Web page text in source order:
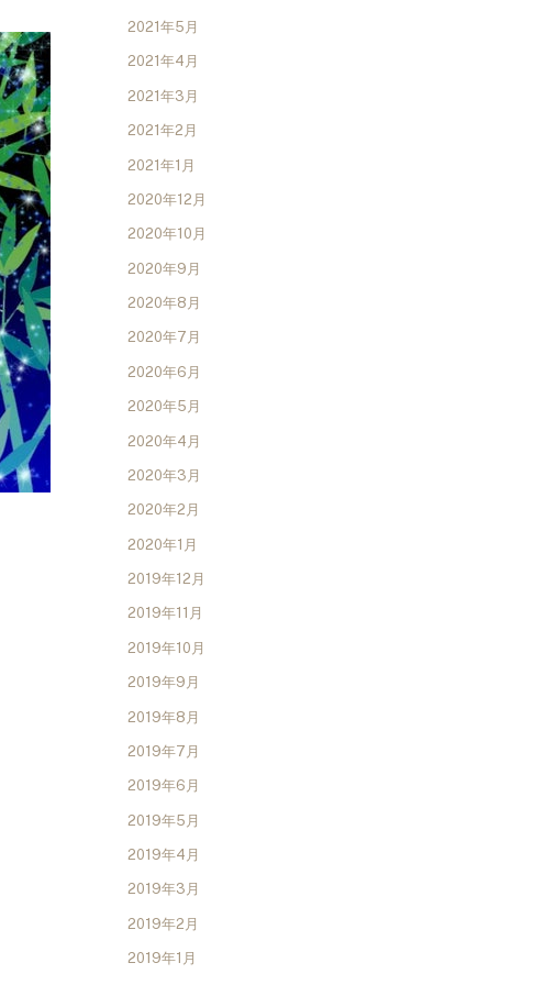
2021年5月
2021年4月
2021年3月
2021年2月
2021年1月
2020年12月
2020年10月
2020年9月
2020年8月
2020年7月
2020年6月
2020年5月
2020年4月
2020年3月
2020年2月
2020年1月
2019年12月
2019年11月
2019年10月
2019年9月
2019年8月
2019年7月
2019年6月
2019年5月
2019年4月
2019年3月
2019年2月
2019年1月